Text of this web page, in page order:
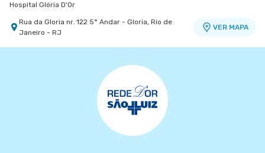
Hospital Glória D'Or
Rua da Gloria nr. 122 5° Andar - Gloria, Rio de
Janeiro - RJ
VER MAPA
Centro Médico Balbino - Unidade Olaria
Rua Angelica Mota nr. 90 2º Andar, 3º Andar e 4º
Andar - Olaria, Rio de Janeiro - RJ